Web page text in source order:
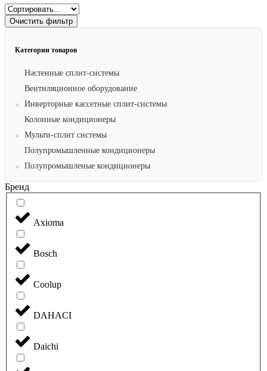
Очистить фильтр
Категории товаров
Настенные сплит-системы
Вентиляционное оборудование
Инверторные кассетные сплит-системы
Колонные кондиционеры
Мульти-сплит системы
Полупромышленные кондиционеры
Полупромышленые кондиционеры
Бренд
Axioma
Bosch
Coolup
DAHACI
Daichi